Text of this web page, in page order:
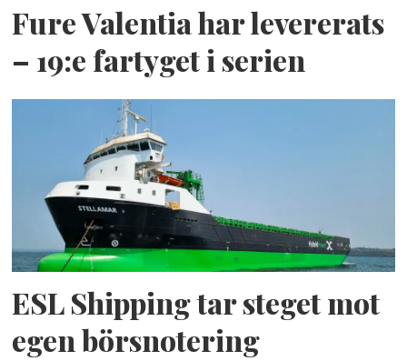
Fure Valentia har levererats
– 19:e fartyget i serien
ESL Shipping tar steget mot
egen börsnotering